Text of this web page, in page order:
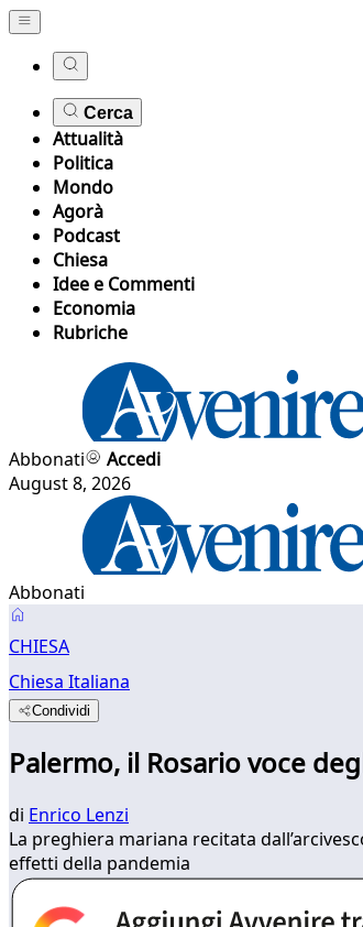
Cerca
Attualità
Politica
Mondo
Agorà
Podcast
Chiesa
Idee e Commenti
Economia
Rubriche
Abbonati
Accedi
August 8, 2026
Abbonati
CHIESA
Chiesa Italiana
Condividi
Palermo, il Rosario voce
di Enrico Lenzi
La preghiera mariana recitata
effetti della pandemia